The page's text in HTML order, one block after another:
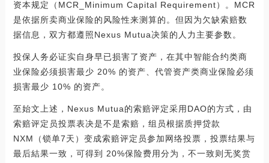
资本规定（MCR_Minimum Capital Requirement）。MCR
是依据所卖商业保险的风险性来测算的。但因为欠缺索赔数
据信息，双方都遵照Nexus Mutua决策的人力主要参数。
投保人务必证实自身早已损害了资产，在其中智能合约类商
业保险必须损害最少 20% 的资产、代管资产类商业保险必须
损害最少 10% 的资产。
至始文上述，Nexus Mutua的索赔评定采用DAO的方式，由
索赔评定员投票表决是不是索赔，组员根据质押贷款
NXM（锁单7天）变成索赔评定员参加网络投票，投票结果与
最后結果一致，可得到 20%保险费用分为，不一致则无奖赏